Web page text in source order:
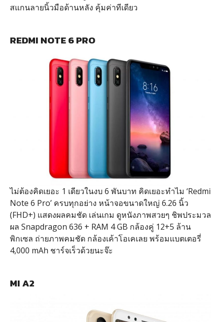
สแกนลายนิ้วมือด้านหลัง คุ้มค่าทีเดียว
REDMI NOTE 6 PRO
ไม่ต้องคิดเยอะ 1 เดียวในงบ 6 พันบาท คิดเยอะทำไม ‘Redmi
Note 6 Pro’ ครบทุกอย่าง หน้าจอขนาดใหญ่ 6.26 นิ้ว
(FHD+) แสดงผลคมชัด เล่นเกม ดูหนังภาพสวยๆ ชิพประมวล
ผล Snapdragon 636 + RAM 4 GB กล้องคู่ 12+5 ล้าน
พิกเซล ถ่ายภาพคมชัด กล้องเค้าโอเคเลย พร้อมแบตเตอรี่
4,000 mAh ชาร์จเร็วด้วยนะจ๊ะ
MI A2